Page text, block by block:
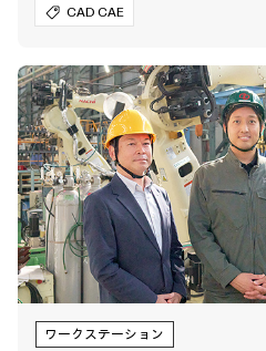
CAD CAE
ワークステーション